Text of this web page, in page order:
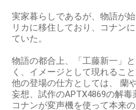
実家暮らしであるが、物語が
リカに移住しており、コナン
ていた。
物語の都合上、「工藤新一」
く、イメージとして現れること
他の登場の仕方としては、 蘭
妄想、試作のAPTX4869の解毒
コナンが変声機を使って本来